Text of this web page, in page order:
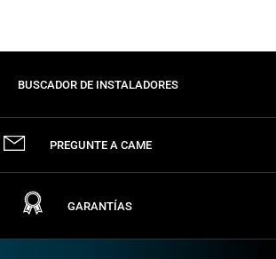
BUSCADOR DE INSTALADORES
PREGUNTE A CAME
GARANTÍAS